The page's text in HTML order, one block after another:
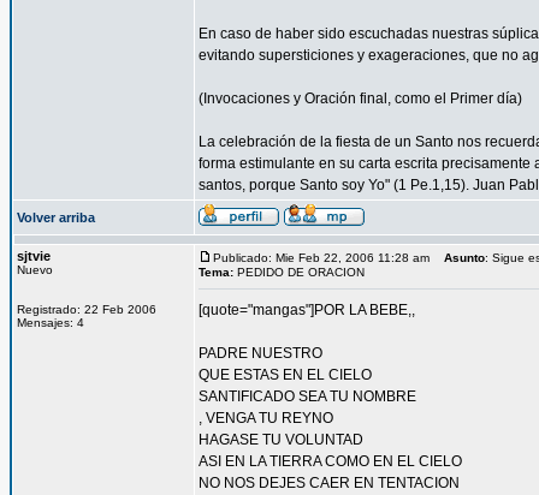
En caso de haber sido escuchadas nuestras
evitando supersticiones y exageraciones, que no
(Invocaciones y Oración final, como el Primer día)
La celebración de la fiesta de un Santo nos
forma estimulante en su carta escrita
santos, porque Santo soy Yo" (1 Pe.1,15). Juan
Volver arriba
sjtvie
Nuevo
Registrado: 22 Feb 2006
Mensajes: 4
Publicado: Mie Feb 22, 2006 11:28 am Asunto: Sigue
Tema: PEDIDO DE ORACION
[quote="mangas"]POR LA BEBE,,
PADRE NUESTRO
QUE ESTAS EN EL CIELO
SANTIFICADO SEA TU NOMBRE
, VENGA TU REYNO
HAGASE TU VOLUNTAD
ASI EN LA TIERRA COMO EN EL CIELO
NO NOS DEJES CAER EN TENTACION